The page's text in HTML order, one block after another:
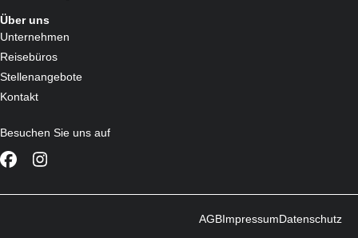
Über uns
Unternehmen
Reisebüros
Stellenangebote
Kontakt
Besuchen Sie uns auf
AGBImpressumDatenschutz